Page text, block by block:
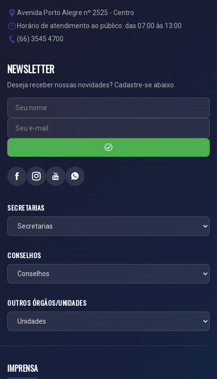
Avenida Porto Alegre nº 2525 - Centro
Horário de atendimento ao público: das 07:00 às 13:00
(66) 3545 4700
NEWSLETTER
Deseja receber nossas novidades? Cadastre-se abaixo.
SECRETARIAS
CONSELHOS
OUTROS ÓRGÃOS/UNIDADES
IMPRENSA